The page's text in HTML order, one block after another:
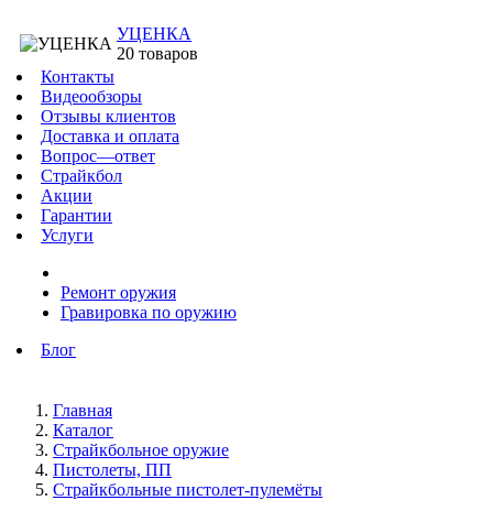
УЦЕНКА
20 товаров
Контакты
Видеообзоры
Отзывы клиентов
Доставка и оплата
Вопрос—ответ
Страйкбол
Акции
Гарантии
Услуги
Ремонт оружия
Гравировка по оружию
Блог
Главная
Каталог
Страйкбольное оружие
Пистолеты, ПП
Страйкбольные пистолет-пулемёты